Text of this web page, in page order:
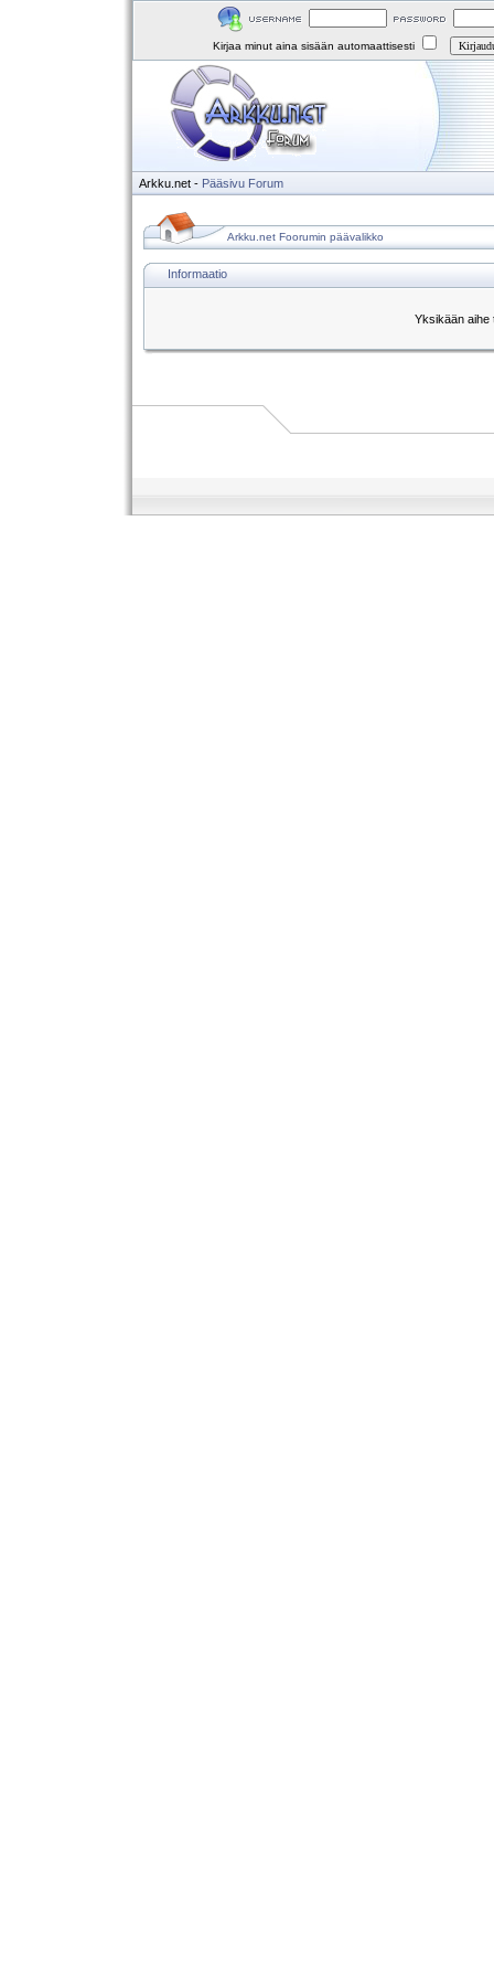
Kirjaa minut aina sisään automaattisesti
Arkku.net - Pääsivu Forum
Arkku.net Foorumin päävalikko
Informaatio
Yksikään aihe